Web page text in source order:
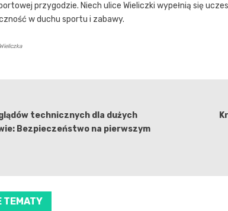
przygodzie. Niech ulice Wieliczki wypełnią się
w duchu sportu i zabawy.
technicznych dla dużych
Bezpieczeństwo na pierwszym
TEMATY